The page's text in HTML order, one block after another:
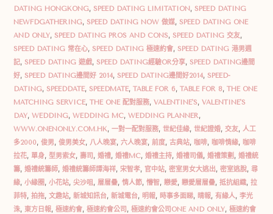
DATING HONGKONG, SPEED DATING LIMITATION, SPEED DATING
NEWFDGATHERING, SPEED DATING NOW 做媒, SPEED DATING ONE
AND ONLY, SPEED DATING PROS AND CONS, SPEED DATING 交友,
SPEED DATING 常在心, SPEED DATING 極速約會, SPEED DATING 港男週
記, SPEED DATING 遊戲, SPEED DATING經驗OR分享, SPEED DATING邊間
好, SPEED DATING邊間好 2014, SPEED DATING邊間好2014, SPEED-
DATING, SPEEDDATE, SPEEDMATE, TABLE FOR 6, TABLE FOR 8, THE ONE
MATCHING SERVICE, THE ONE 配對服務, VALENTINE'S, VALENTINE'S
DAY, WEDDING, WEDDING MC, WEDDING PLANNER,
WWW.ONENONLY.COM.HK, 一對一配對服務, 世紀佳緣, 世紀證婚, 交友, 人工
多2000, 俊男, 俊男美女, 八人晚宴, 六人晚宴, 前度, 古典站, 咖啡, 咖啡情緣, 咖啡
拉花, 單身, 型男索女, 壽司 , 婚禮, 婚禮MC, 婚禮主持, 婚禮司儀, 婚禮策劃 , 婚禮統
籌, 婚禮統籌師, 婚禮統籌師譚海祥, 宋智孝, 官中站, 密室男女大逃出, 密室逃脫, 尋
緣, 小緣圈, 小花站, 尖沙咀, 層層疊, 情人節, 懵智, 戀愛, 戀愛層層疊, 抵抗組織, 拉
菲特, 拍拖, 文趣站, 新城知訊台, 新城電台, 明報, 時事多面睇, 晴報, 有緣人, 李光
洙, 東方日報, 極速約會, 極速約會公司 , 極速約會公司ONE AND ONLY, 極速約會